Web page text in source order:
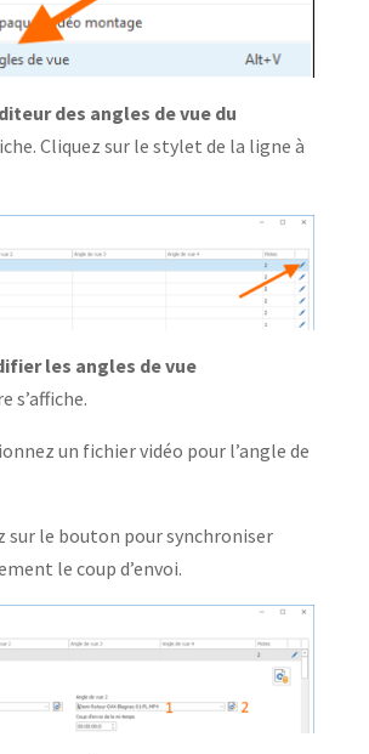
des angles de vue du
Cliquez sur le stylet de la ligne à
les angles de vue
s’affiche.
un fichier vidéo pour l’angle de
sur le bouton pour synchroniser
le coup d’envoi.